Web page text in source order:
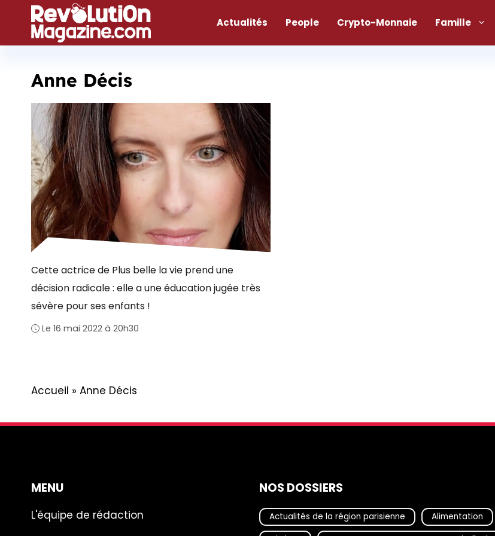
contenu
Actualités People Crypto-Monnaie Famille
Anne Décis
Cette actrice de Plus belle la vie prend une
décision radicale : elle a une éducation jugée très
sévère pour ses enfants !
Le 16 mai 2022 à 20h30
Accueil » Anne Décis
MENU
L'équipe de rédaction
NOS DOSSIERS
Actualités de la région parisienne Alimentation